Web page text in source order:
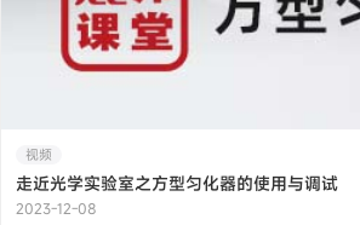
视频
走近光学实验室之方型匀化器的使用与调试
2023-12-08